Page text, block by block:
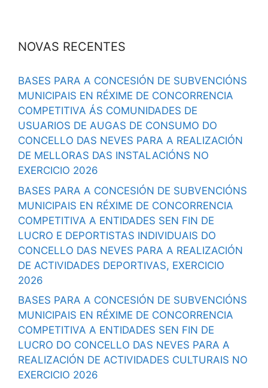
NOVAS RECENTES
BASES PARA A CONCESIÓN DE SUBVENCIÓNS
MUNICIPAIS EN RÉXIME DE CONCORRENCIA
COMPETITIVA ÁS COMUNIDADES DE
USUARIOS DE AUGAS DE CONSUMO DO
CONCELLO DAS NEVES PARA A REALIZACIÓN
DE MELLORAS DAS INSTALACIÓNS NO
EXERCICIO 2026
BASES PARA A CONCESIÓN DE SUBVENCIÓNS
MUNICIPAIS EN RÉXIME DE CONCORRENCIA
COMPETITIVA A ENTIDADES SEN FIN DE
LUCRO E DEPORTISTAS INDIVIDUAIS DO
CONCELLO DAS NEVES PARA A REALIZACIÓN
DE ACTIVIDADES DEPORTIVAS, EXERCICIO
2026
BASES PARA A CONCESIÓN DE SUBVENCIÓNS
MUNICIPAIS EN RÉXIME DE CONCORRENCIA
COMPETITIVA A ENTIDADES SEN FIN DE
LUCRO DO CONCELLO DAS NEVES PARA A
REALIZACIÓN DE ACTIVIDADES CULTURAIS NO
EXERCICIO 2026